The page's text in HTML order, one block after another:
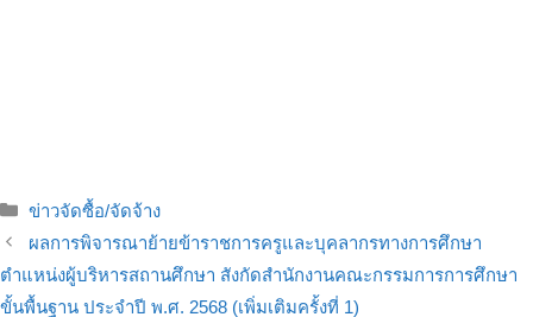
ข่าวจัดซื้อ/จัดจ้าง
ผลการพิจารณาย้ายข้าราชการครูและบุคลากรทางการศึกษา
ตำแหน่งผู้บริหารสถานศึกษา สังกัดสำนักงานคณะกรรมการการศึกษา
ขั้นพื้นฐาน ประจำปี พ.ศ. 2568 (เพิ่มเติมครั้งที่ 1)